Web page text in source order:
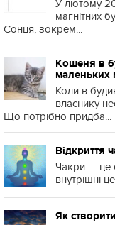
У лютому
магнітних
Сонця, зокрем...
Кошеня в
маленьких
Коли в
власнику
Що потрібно придба...
Відкриття
Чакри — це
внутрішні
Як